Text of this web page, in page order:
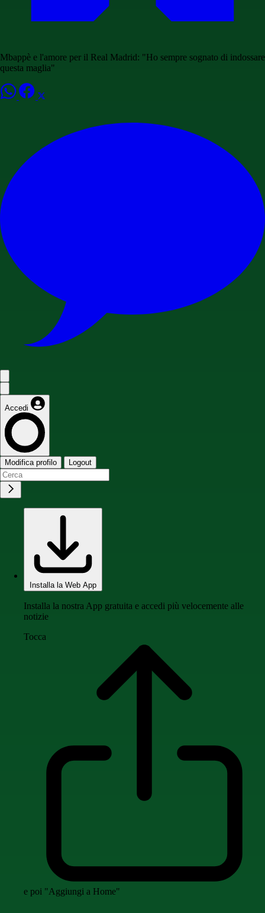
Mbappè e l'amore per il Real Madrid: "Ho sempre sognato di indossare
questa maglia"
Accedi
Modifica profilo Logout
Installa la Web App
Installa la nostra App gratuita e accedi più velocemente alle
notizie
Tocca
e poi "Aggiungi a Home"